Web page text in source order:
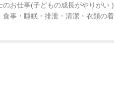
お仕事(子どもの成長がやりがい )
事・睡眠・排泄・清潔・衣類の着